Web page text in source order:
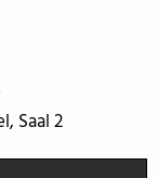
Saal 2